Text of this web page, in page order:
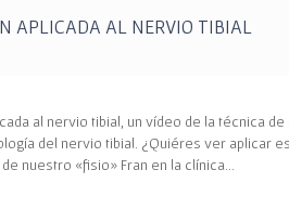
APLICADA AL NERVIO TIBIAL
al nervio tibial, un vídeo de la técnica
del nervio tibial. ¿Quiéres ver aplicar
nuestro «fisio» Fran en la clínica…